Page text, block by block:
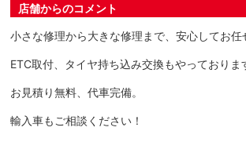
店舗からのコメント
小さな修理から大きな修理まで、安心してお任
ETC取付、タイヤ持ち込み交換もやっておりま
お見積り無料、代車完備。
輸入車もご相談ください！